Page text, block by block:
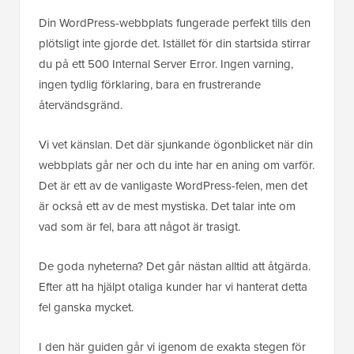
Din WordPress-webbplats fungerade perfekt tills den
plötsligt inte gjorde det. Istället för din startsida stirrar
du på ett 500 Internal Server Error. Ingen varning,
ingen tydlig förklaring, bara en frustrerande
återvändsgränd.
Vi vet känslan. Det där sjunkande ögonblicket när din
webbplats går ner och du inte har en aning om varför.
Det är ett av de vanligaste WordPress-felen, men det
är också ett av de mest mystiska. Det talar inte om
vad som är fel, bara att något är trasigt.
De goda nyheterna? Det går nästan alltid att åtgärda.
Efter att ha hjälpt otaliga kunder har vi hanterat detta
fel ganska mycket.
I den här guiden går vi igenom de exakta stegen för